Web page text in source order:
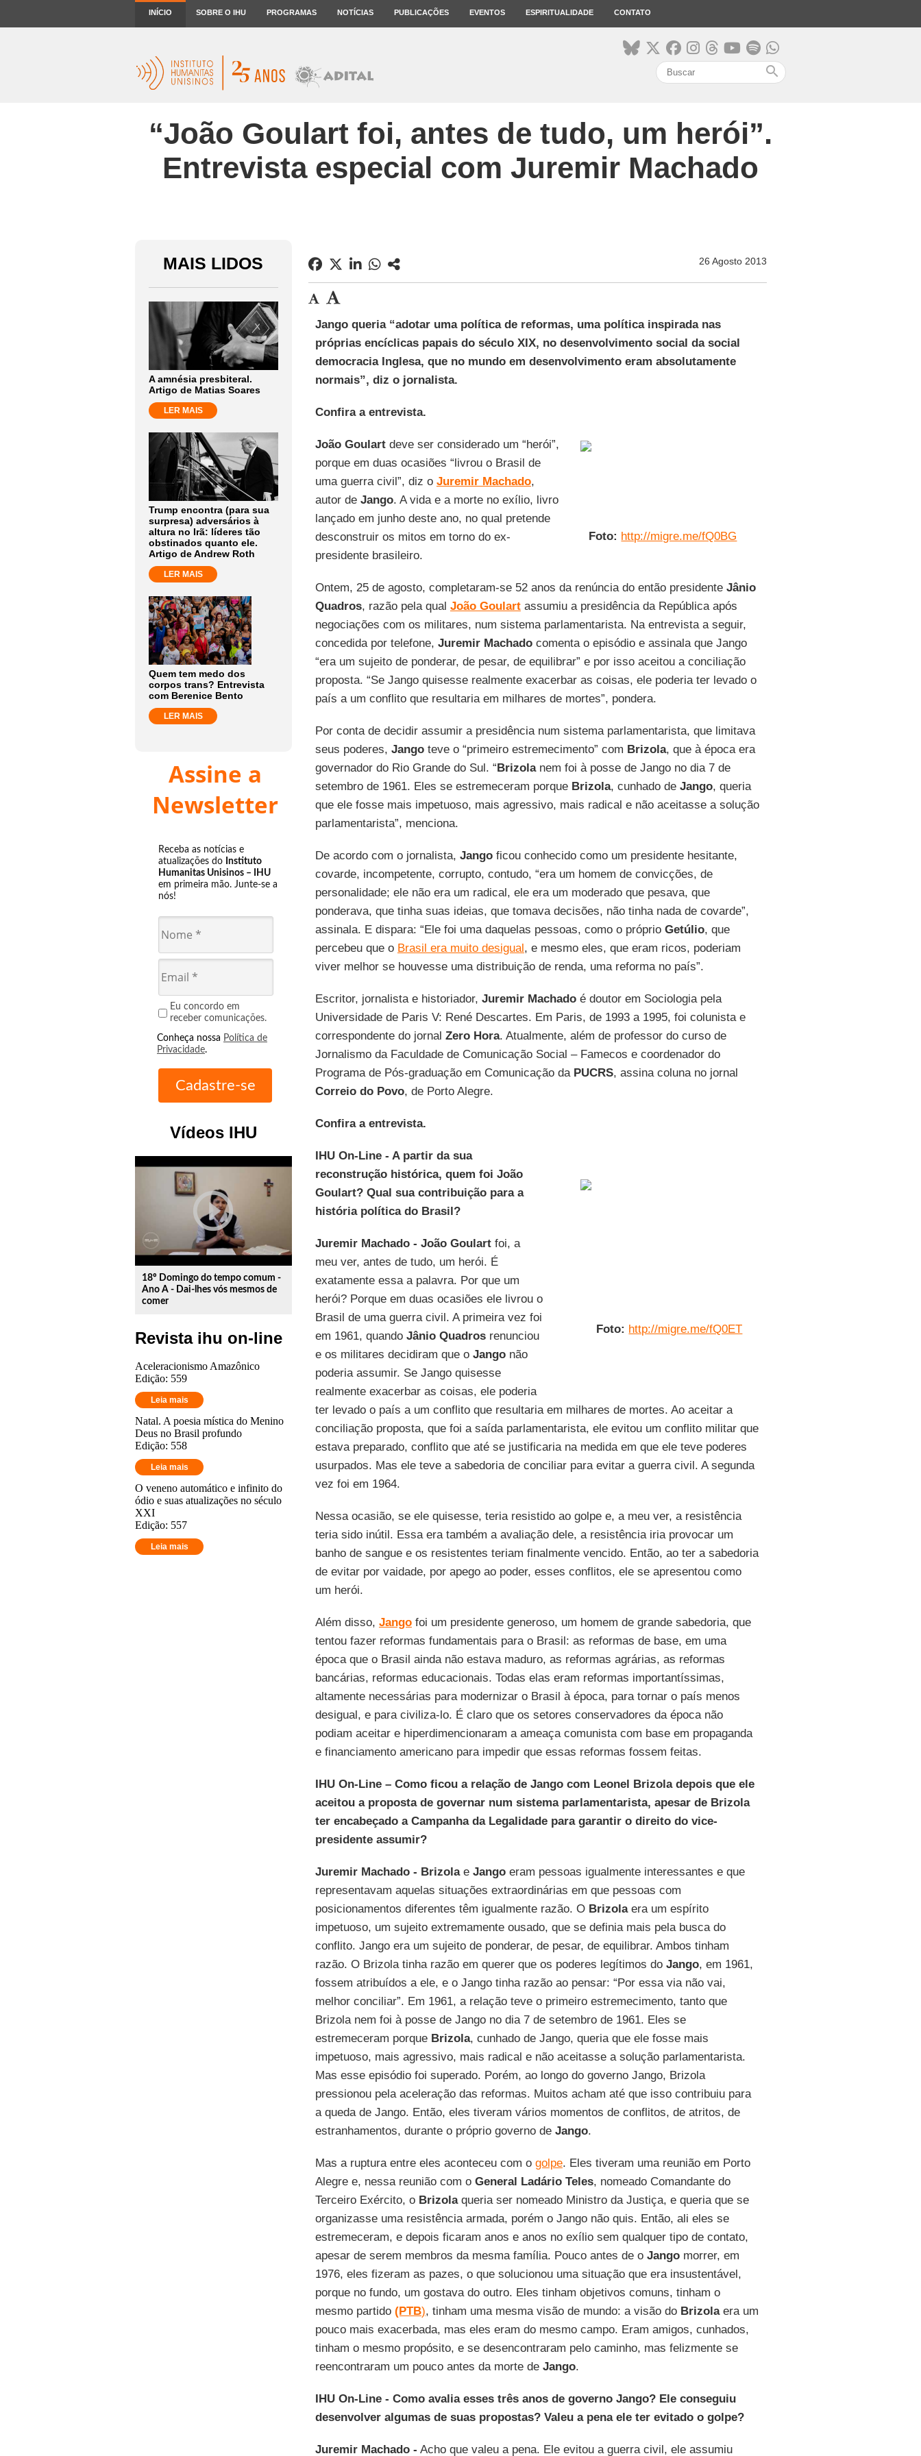
INÍCIO SOBRE O IHU PROGRAMAS NOTÍCIAS PUBLICAÇÕES EVENTOS ESPIRITUALIDADE CONTATO
search
“João Goulart foi, antes de tudo, um herói”.
Entrevista especial com Juremir Machado
MAIS LIDOS
A amnésia presbiteral.
Artigo de Matias Soares
LER MAIS
Trump encontra (para sua
surpresa) adversários à
altura no Irã: líderes tão
obstinados quanto ele.
Artigo de Andrew Roth
LER MAIS
Quem tem medo dos
corpos trans? Entrevista
com Berenice Bento
LER MAIS
Assine a
Newsletter
Receba as notícias e
atualizações do Instituto
Humanitas Unisinos – IHU
em primeira mão. Junte-se a
nós!
Eu concordo em
receber comunicações.
Conheça nossa Política de
Privacidade.
Vídeos IHU
play_circle_outline
18º Domingo do tempo comum -
Ano A - Dai-lhes vós mesmos de
comer
Revista ihu on-line
Aceleracionismo Amazônico
Edição: 559
Leia mais
Natal. A poesia mística do Menino
Deus no Brasil profundo
Edição: 558
Leia mais
O veneno automático e infinito do
ódio e suas atualizações no século
XXI
Edição: 557
Leia mais
26 Agosto 2013
Jango queria “adotar uma política de reformas, uma política inspirada nas
próprias encíclicas papais do século XIX, no desenvolvimento social da social
democracia Inglesa, que no mundo em desenvolvimento eram absolutamente
normais”, diz o jornalista.
Foto: http://migre.me/fQ0BG
Confira a entrevista.
João Goulartdeve ser considerado um “herói”,
porque em duas ocasiões “livrou o Brasil de
uma guerra civil”, diz o Juremir Machado,
autor de Jango. A vida e a morte no exílio, livro
lançado em junho deste ano, no qual pretende
desconstruir os mitos em torno do ex-
presidente brasileiro.
Ontem, 25 de agosto, completaram-se 52 anos da renúncia do então presidente Jânio
Quadros, razão pela qual João Goulartassumiu a presidência da República após
negociações com os militares, num sistema parlamentarista. Na entrevista a seguir,
concedida por telefone, Juremir Machadocomenta o episódio e assinala que Jango
“era um sujeito de ponderar, de pesar, de equilibrar” e por isso aceitou a conciliação
proposta. “Se Jango quisesse realmente exacerbar as coisas, ele poderia ter levado o
país a um conflito que resultaria em milhares de mortes”, pondera.
Por conta de decidir assumir a presidência num sistema parlamentarista, que limitava
seus poderes, Jangoteve o “primeiro estremecimento” com Brizola, que à época era
governador do Rio Grande do Sul. “Brizolanem foi à posse de Jango no dia 7 de
setembro de 1961. Eles se estremeceram porque Brizola, cunhado de Jango, queria
que ele fosse mais impetuoso, mais agressivo, mais radical e não aceitasse a solução
parlamentarista”, menciona.
De acordo com o jornalista, Jangoficou conhecido como um presidente hesitante,
covarde, incompetente, corrupto, contudo, “era um homem de convicções, de
personalidade; ele não era um radical, ele era um moderado que pesava, que
ponderava, que tinha suas ideias, que tomava decisões, não tinha nada de covarde”,
assinala. E dispara: “Ele foi uma daquelas pessoas, como o próprio Getúlio, que
percebeu que o Brasil era muito desigual, e mesmo eles, que eram ricos, poderiam
viver melhor se houvesse uma distribuição de renda, uma reforma no país”.
Escritor, jornalista e historiador, Juremir Machadoé doutor em Sociologia pela
Universidade de Paris V: René Descartes. Em Paris, de 1993 a 1995, foi colunista e
correspondente do jornal Zero Hora. Atualmente, além de professor do curso de
Jornalismo da Faculdade de Comunicação Social – Famecos e coordenador do
Programa de Pós-graduação em Comunicação da PUCRS, assina coluna no jornal
Correio do Povo, de Porto Alegre.
Foto: http://migre.me/fQ0ET
Confira a entrevista.
IHU On-Line - A partir da sua
reconstrução histórica, quem foi João
Goulart? Qual sua contribuição para a
história política do Brasil?
Juremir Machado - João Goulartfoi, a
meu ver, antes de tudo, um herói. É
exatamente essa a palavra. Por que um
herói? Porque em duas ocasiões ele livrou o
Brasil de uma guerra civil. A primeira vez foi
em 1961, quando Jânio Quadrosrenunciou
e os militares decidiram que o Jangonão
poderia assumir. Se Jango quisesse
realmente exacerbar as coisas, ele poderia
ter levado o país a um conflito que resultaria em milhares de mortes. Ao aceitar a
conciliação proposta, que foi a saída parlamentarista, ele evitou um conflito militar que
estava preparado, conflito que até se justificaria na medida em que ele teve poderes
usurpados. Mas ele teve a sabedoria de conciliar para evitar a guerra civil. A segunda
vez foi em 1964.
Nessa ocasião, se ele quisesse, teria resistido ao golpe e, a meu ver, a resistência
teria sido inútil. Essa era também a avaliação dele, a resistência iria provocar um
banho de sangue e os resistentes teriam finalmente vencido. Então, ao ter a sabedoria
de evitar por vaidade, por apego ao poder, esses conflitos, ele se apresentou como
um herói.
Além disso, Jangofoi um presidente generoso, um homem de grande sabedoria, que
tentou fazer reformas fundamentais para o Brasil: as reformas de base, em uma
época que o Brasil ainda não estava maduro, as reformas agrárias, as reformas
bancárias, reformas educacionais. Todas elas eram reformas importantíssimas,
altamente necessárias para modernizar o Brasil à época, para tornar o país menos
desigual, e para civiliza-lo. É claro que os setores conservadores da época não
podiam aceitar e hiperdimencionaram a ameaça comunista com base em propaganda
e financiamento americano para impedir que essas reformas fossem feitas.
IHU On-Line – Como ficou a relação de Jango com Leonel Brizola depois que ele
aceitou a proposta de governar num sistema parlamentarista, apesar de Brizola
ter encabeçado a Campanha da Legalidade para garantir o direito do vice-
presidente assumir?
Juremir Machado - Brizolae Jangoeram pessoas igualmente interessantes e que
representavam aquelas situações extraordinárias em que pessoas com
posicionamentos diferentes têm igualmente razão. O Brizolaera um espírito
impetuoso, um sujeito extremamente ousado, que se definia mais pela busca do
conflito. Jango era um sujeito de ponderar, de pesar, de equilibrar. Ambos tinham
razão. O Brizola tinha razão em querer que os poderes legítimos do Jango, em 1961,
fossem atribuídos a ele, e o Jango tinha razão ao pensar: “Por essa via não vai,
melhor conciliar”. Em 1961, a relação teve o primeiro estremecimento, tanto que
Brizola nem foi à posse de Jango no dia 7 de setembro de 1961. Eles se
estremeceram porque Brizola, cunhado de Jango, queria que ele fosse mais
impetuoso, mais agressivo, mais radical e não aceitasse a solução parlamentarista.
Mas esse episódio foi superado. Porém, ao longo do governo Jango, Brizola
pressionou pela aceleração das reformas. Muitos acham até que isso contribuiu para
a queda de Jango. Então, eles tiveram vários momentos de conflitos, de atritos, de
estranhamentos, durante o próprio governo de Jango.
Mas a ruptura entre eles aconteceu com o golpe. Eles tiveram uma reunião em Porto
Alegre e, nessa reunião com o General Ladário Teles, nomeado Comandante do
Terceiro Exército, o Brizolaqueria ser nomeado Ministro da Justiça, e queria que se
organizasse uma resistência armada, porém o Jango não quis. Então, ali eles se
estremeceram, e depois ficaram anos e anos no exílio sem qualquer tipo de contato,
apesar de serem membros da mesma família. Pouco antes de o Jangomorrer, em
1976, eles fizeram as pazes, o que solucionou uma situação que era insustentável,
porque no fundo, um gostava do outro. Eles tinham objetivos comuns, tinham o
mesmo partido (PTB), tinham uma mesma visão de mundo: a visão do Brizolaera um
pouco mais exacerbada, mas eles eram do mesmo campo. Eram amigos, cunhados,
tinham o mesmo propósito, e se desencontraram pelo caminho, mas felizmente se
reencontraram um pouco antes da morte de Jango.
IHU On-Line - Como avalia esses três anos de governo Jango? Ele conseguiu
desenvolver algumas de suas propostas? Valeu a pena ele ter evitado o golpe?
Juremir Machado - Acho que valeu a pena. Ele evitou a guerra civil, ele assumiu